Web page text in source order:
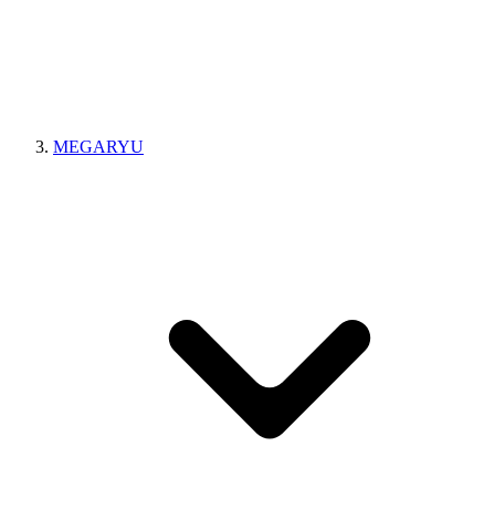
MEGARYU